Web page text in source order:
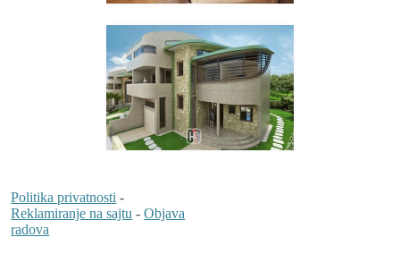
Politika privatnosti -
Reklamiranje na sajtu -Objava
radova